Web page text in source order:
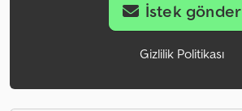
İstek gönder
Gizlilik Politikası